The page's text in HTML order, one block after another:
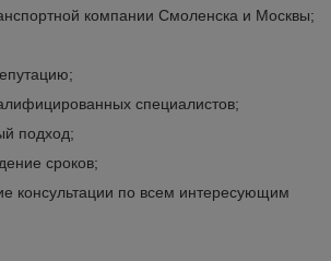
компании Смоленска и Москвы;
специалистов;
подход;
сроков;
по всем интересующим